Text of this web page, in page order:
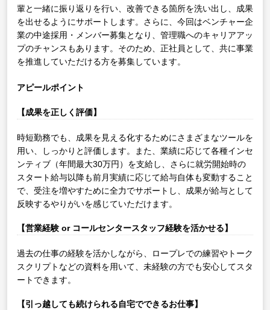
輩と一緒に振り返りを行い、改善できる箇所を洗い出し、成果
を出せるようにサポートします。さらに、今回はベンチャー企
業の中途採用・メンバー募集となり、管理職へのキャリアアッ
プのチャンスもあります。そのため、正社員として、共に事業
を推進していただける方を募集しています。
アピールポイント
【成果を正しく評価】
時短勤務でも、成果を見える化するためにさまざまなツールを
用い、しっかりと評価します。また、業績に応じて各種インセ
ンティブ（年間最大30万円）を支給し、さらに就労開始時の
スタート給与以降も前月実績に応じて給与自体も変動すること
で、受注を増やすために全力でサポートし、成果が給与として
反映するやりがいを感じていただけます。
【営業経験 or コールセンタースタッフ経験を活かせる】
過去の仕事の経験を活かしながら、ロープレでの練習やトーク
スクリプトなどの資料を用いて、未経験の方でも安心してスタ
ートできます。
【引っ越しても続けられる自宅でできるお仕事】